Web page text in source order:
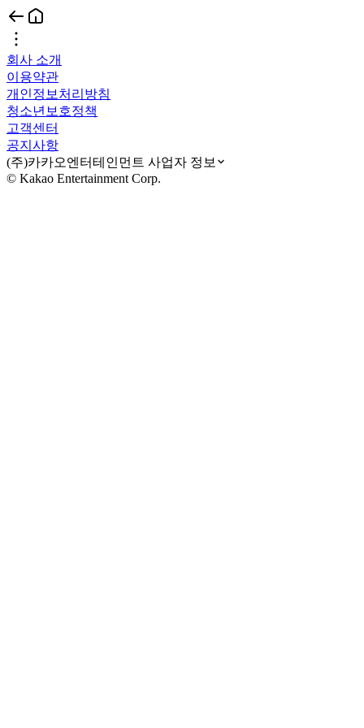
회사 소개
이용약관
개인정보처리방침
청소년보호정책
고객센터
공지사항
(주)카카오엔터테인먼트 사업자 정보
© Kakao Entertainment Corp.